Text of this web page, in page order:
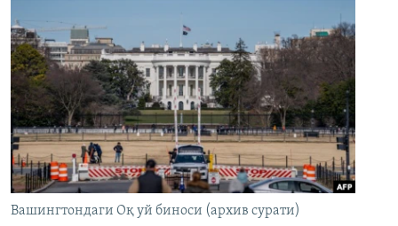
Вашингтондаги Оқ уй биноси (архив сурати)